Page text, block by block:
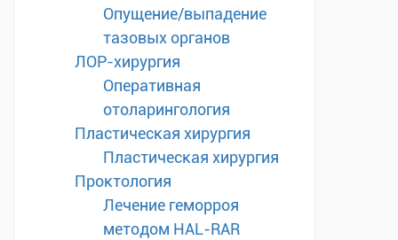
Опущение/выпадение
тазовых органов
ЛОР-хирургия
Оперативная
отоларингология
Пластическая хирургия
Пластическая хирургия
Проктология
Лечение геморроя
методом HAL-RAR